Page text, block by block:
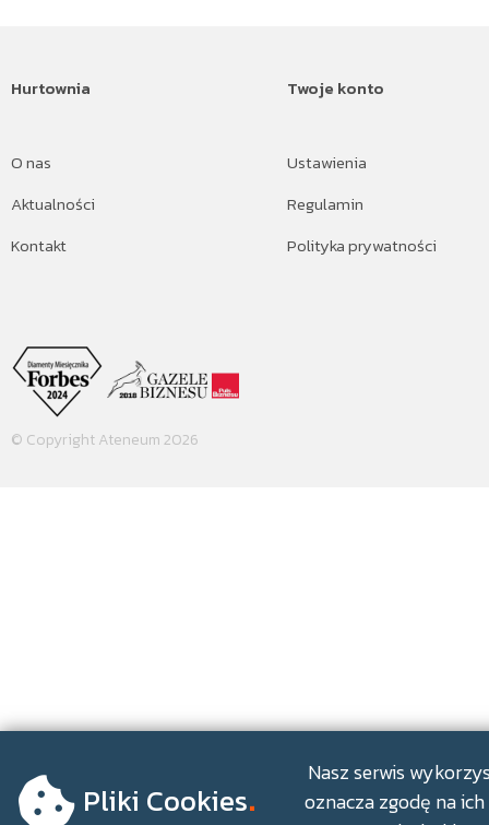
Hurtownia
O nas
Aktualności
Kontakt
Twoje konto
Ustawienia
Regulamin
Polityka prywatności
© Copyright Ateneum 2026
Pliki Cookies.
Nasz serwis
oznacza zgodę na